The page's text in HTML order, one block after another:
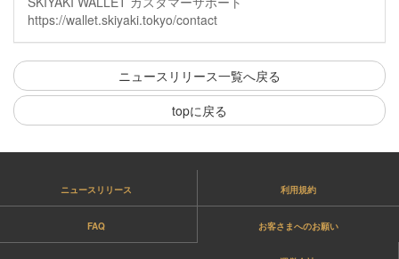
https://wallet.skiyaki.tokyo/contact
ニュースリリース一覧へ戻る
topに戻る
ニュースリリース 利用規約
FAQ お客さまへのお願い